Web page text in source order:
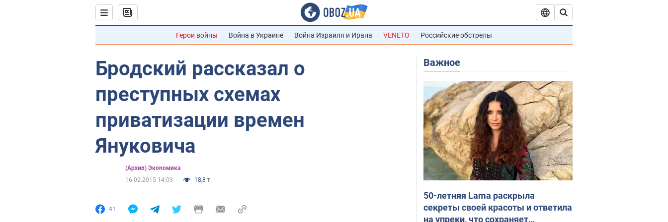
Герои войны Война в Украине Война Израиля и Ирана VENETO Российские обстрелы
Бродский рассказал о
преступных схемах
приватизации времен
Януковича
(Архив) Экономика
16.02.2015 14:03
18,8 т.
41
Важное
50-летняя Lama раскрыла
секреты своей красоты и ответила
на упреки, что сохраняет